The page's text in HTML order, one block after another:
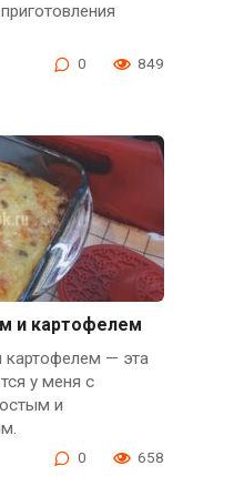
0 849
и картофелем
картофелем — эта
у меня с
и
0 658